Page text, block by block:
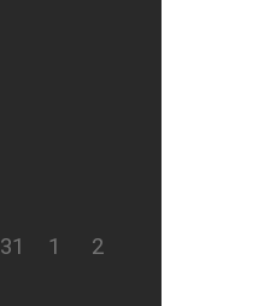
31 1 2